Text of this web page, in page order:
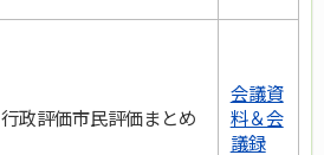
行政評価市民評価まとめ
会議資
料＆会
議録